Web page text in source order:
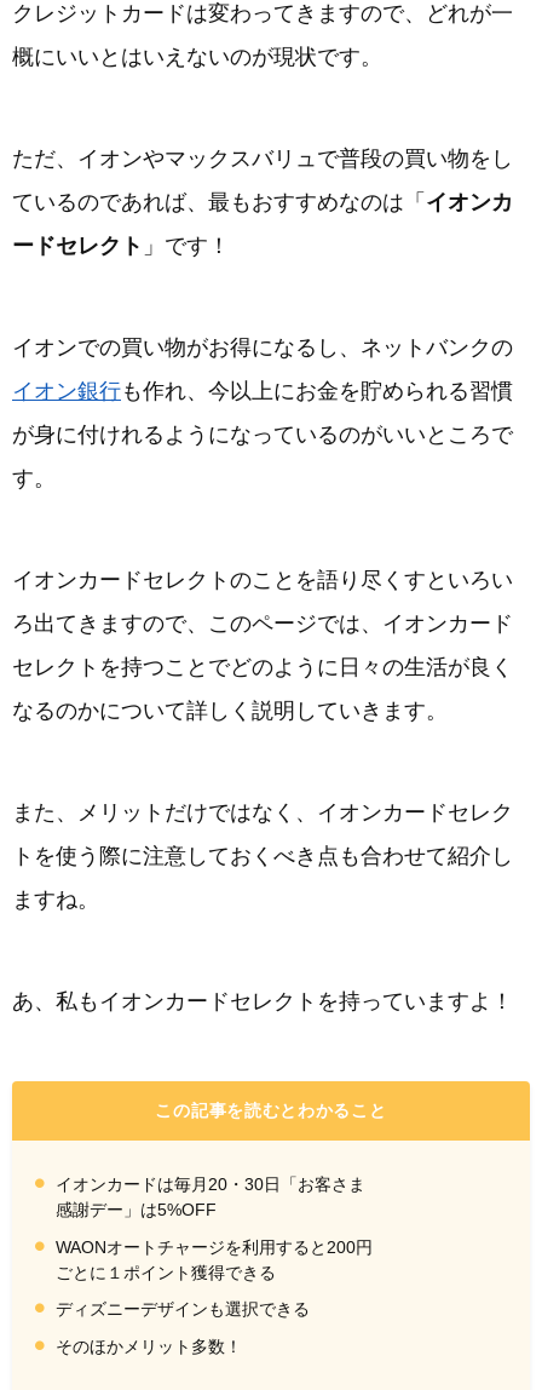
クレジットカードは変わってきますので、どれが一
概にいいとはいえないのが現状です。
ただ、イオンやマックスバリュで普段の買い物をし
ているのであれば、最もおすすめなのは「 イオンカ
ードセレクト 」です！
イオンでの買い物がお得になるし、ネットバンクの
イオン銀行も作れ、今以上にお金を貯められる習慣
が身に付けれるようになっているのがいいところで
す。
イオンカードセレクトのことを語り尽くすといろい
ろ出てきますので、このページでは、イオンカード
セレクトを持つことでどのように日々の生活が良く
なるのかについて詳しく説明していきます。
また、メリットだけではなく、イオンカードセレク
トを使う際に注意しておくべき点も合わせて紹介し
ますね。
あ、私もイオンカードセレクトを持っていますよ！
この記事を読むとわかること
イオンカードは毎月20・30日「お客さま
感謝デー」は5%OFF
WAONオートチャージを利用すると200円
ごとに１ポイント獲得できる
ディズニーデザインも選択できる
そのほかメリット多数！